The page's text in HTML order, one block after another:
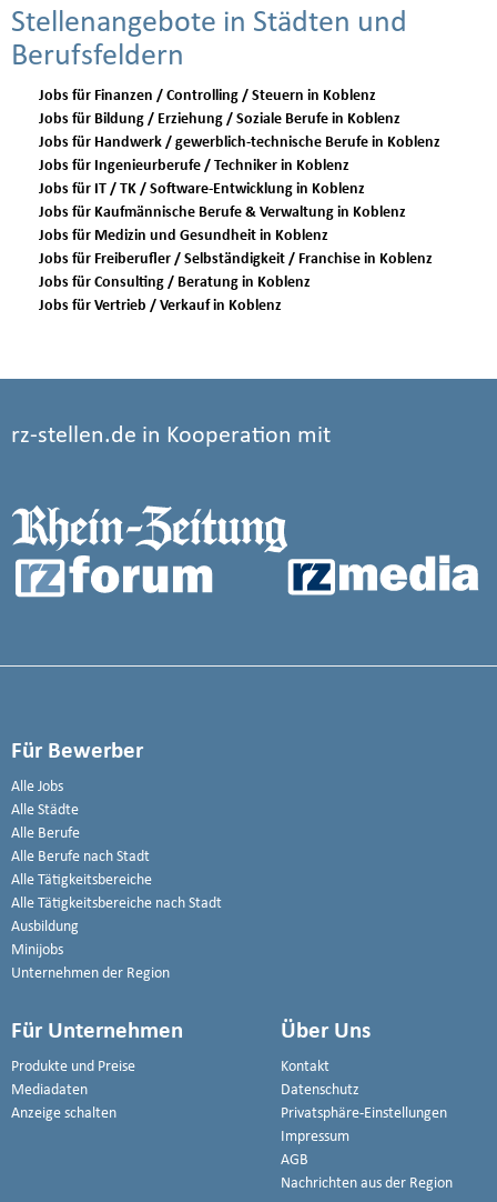
Stellenangebote in Städten und
Berufsfeldern
Jobs für Finanzen / Controlling / Steuern in Koblenz
Jobs für Bildung / Erziehung / Soziale Berufe in Koblenz
Jobs für Handwerk / gewerblich-technische Berufe in Koblenz
Jobs für Ingenieurberufe / Techniker in Koblenz
Jobs für IT / TK / Software-Entwicklung in Koblenz
Jobs für Kaufmännische Berufe & Verwaltung in Koblenz
Jobs für Medizin und Gesundheit in Koblenz
Jobs für Freiberufler / Selbständigkeit / Franchise in Koblenz
Jobs für Consulting / Beratung in Koblenz
Jobs für Vertrieb / Verkauf in Koblenz
rz-stellen.de in Kooperation mit
Für Bewerber
Alle Jobs
Alle Städte
Alle Berufe
Alle Berufe nach Stadt
Alle Tätigkeitsbereiche
Alle Tätigkeitsbereiche nach Stadt
Ausbildung
Minijobs
Unternehmen der Region
Für Unternehmen
Produkte und Preise
Mediadaten
Anzeige schalten
Über Uns
Kontakt
Datenschutz
Privatsphäre-Einstellungen
Impressum
AGB
Nachrichten aus der Region